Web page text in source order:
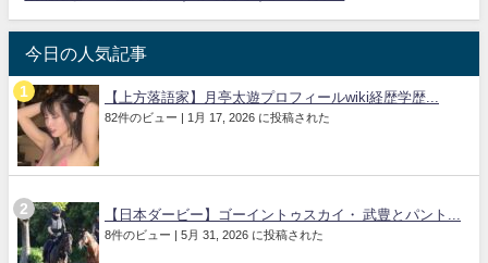
今日の人気記事
【上方落語家】月亭太遊プロフィールwiki経歴学歴...
82件のビュー | 1月 17, 2026 に投稿された
【日本ダービー】ゴーイントゥスカイ・ 武豊とパント...
8件のビュー | 5月 31, 2026 に投稿された